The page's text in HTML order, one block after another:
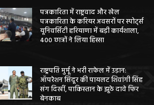
पत्रकारिता में राष्ट्रवाद और खेल
पत्रकारिता के करियर अवसरों पर स्पोर्ट्स
यूनिवर्सिटी हरियाणा में बड़ी कार्यशाला,
400 छात्रों ने लिया हिस्सा
राष्ट्रपति मुर्मू ने भरी राफेल में उड़ान:
ऑपरेशन सिंदूर की पायलट शिवांगी सिंह
संग दिखीं, पाकिस्तान के झूठे दावे फिर
बेनकाब